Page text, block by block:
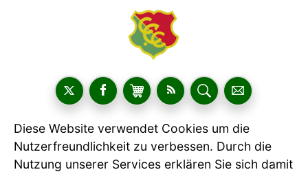
Diese Website verwendet Cookies um die
Nutzerfreundlichkeit zu verbessen. Durch die
Nutzung unserer Services erklären Sie sich damit